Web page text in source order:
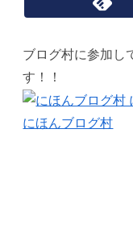
ブログ村に参加し
す！！
にほんブログ村